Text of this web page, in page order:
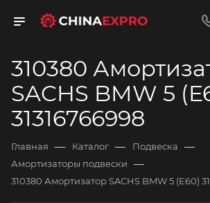
310380
SACHS BMW 5
31316766998
Главная — Каталог — Подвеска —
Амортизаторы подвески —
310380 Амортизатор SACHS BMW 5 (E60)